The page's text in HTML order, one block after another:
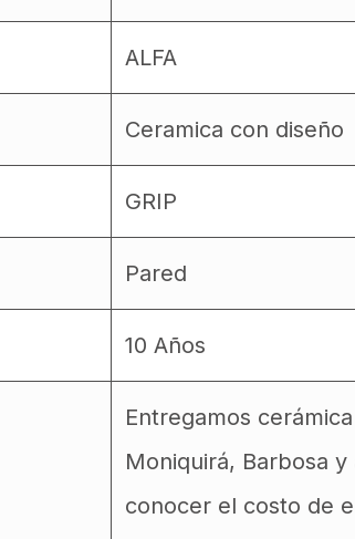
ALFA
Ceramica con diseño
GRIP
Pared
10 Años
Entregamos
Moniquirá, Barbosa
conocer el costo de